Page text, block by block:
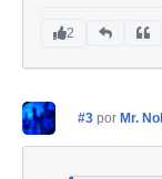
2
#3 por Mr.